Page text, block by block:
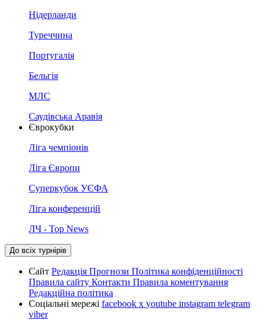
Нідерланди
Туреччина
Португалія
Бельгія
МЛС
Саудівська Аравія
Єврокубки
Ліга чемпіонів
Ліга Європи
Суперкубок УЄФА
Ліга конференцій
ЛЧ - Top News
До всіх турнірів
Сайт Редакція Прогнози Політика конфіденційності
Правила сайту Контакти Правила коментування
Редакційна політика
Соціальні мережі facebook x youtube instagram telegram
viber